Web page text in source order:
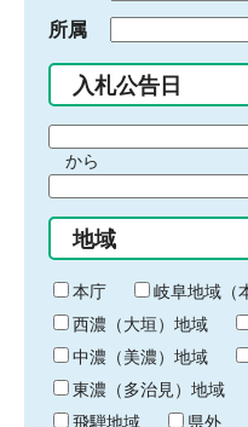
所属
入札公告日
間
始
り
から
間
終
わ
り
地域
本庁
岐阜地域（
西濃（大垣）地域
中濃（美濃）地域
東濃（多治見）地域
飛騨地域
県外